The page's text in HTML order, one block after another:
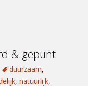
& gepunt
duurzaam,
, natuurlijk,